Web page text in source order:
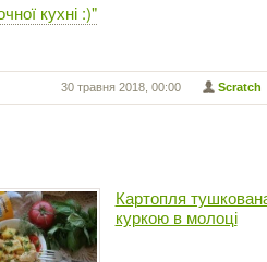
кухні :)"
Scratch
30 травня 2018, 00:00
Картопля
куркою в молоці